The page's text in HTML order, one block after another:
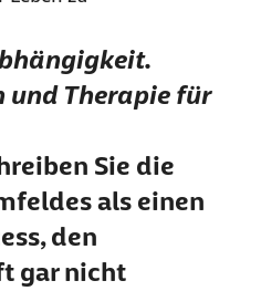
und Therapie für
Sie die
als einen
den
gar nicht